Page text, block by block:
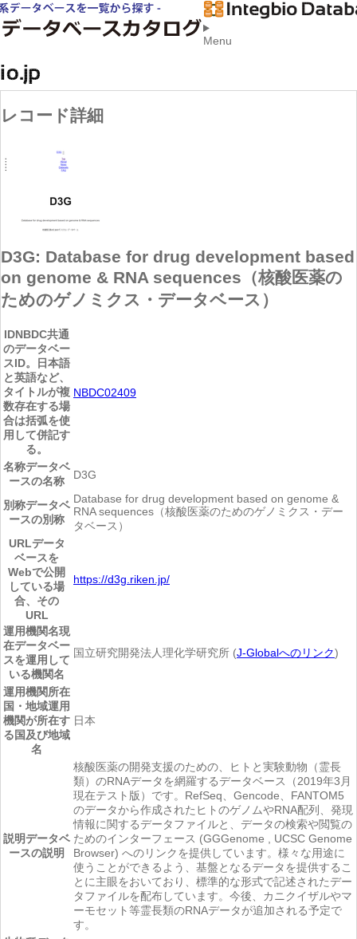
Menu
レコード詳細
D3G: Database for drug development based
on genome & RNA sequences（核酸医薬の
ためのゲノミクス・データベース）
IDNBDC共通
のデータベー
スID。日本語
と英語など、
タイトルが複
数存在する場
合は括弧を使
用して併記す
る。
NBDC02409
名称データベ
ースの名称
D3G
別称データベ
ースの別称
Database for drug development based on genome &
RNA sequences（核酸医薬のためのゲノミクス・デー
タベース）
URLデータ
ベースを
Webで公開
している場
合、その
URL
https://d3g.riken.jp/
運用機関名現
在データベー
スを運用して
いる機関名
国立研究開発法人理化学研究所 (J-Globalへのリンク)
運用機関所在
国・地域運用
機関が所在す
る国及び地域
名
日本
説明データベ
ースの説明
核酸医薬の開発支援のための、ヒトと実験動物（霊長
類）のRNAデータを網羅するデータベース（2019年3月
現在テスト版）です。RefSeq、Gencode、FANTOM5
のデータから作成されたヒトのゲノムやRNA配列、発現
情報に関するデータファイルと、データの検索や閲覧の
ためのインターフェース (GGGenome , UCSC Genome
Browser) へのリンクを提供しています。様々な用途に
使うことができるよう、基盤となるデータを提供するこ
とに主眼をおいており、標準的な形式で記述されたデー
タファイルを配布しています。今後、カニクイザルやマ
ーモセット等霊長類のRNAデータが追加される予定で
す。